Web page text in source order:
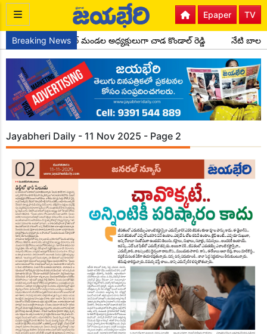
TV
Epaper
Breaking News
కాంగ్రెస్ పార్టీ సైదాపూర్ మండల అధ్యక్షులుగా చాడ కొండాల్ రెడ్డి నేటి బాలలే
Jayabheri Daily - 11 Nov 2025 - Page 2